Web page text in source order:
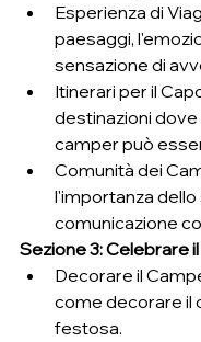
Esperienza di
paesaggi,
sensazione di
Itinerari per il
destinazioni
camper può
Comunità dei
l'importanza
comunicazione
Sezione 3: Celebrare
Decorare il
come decorare il
festosa.